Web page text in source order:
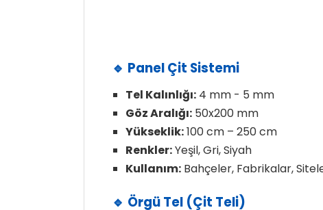
🔹 Panel Çit Sistemi
Tel Kalınlığı: 4 mm - 5 mm
Göz Aralığı: 50x200 mm
Yükseklik:100 cm – 250 cm
Renkler:Yeşil, Gri, Siyah
Kullanım: Bahçeler, Fabrikalar,
🔹 Örgü Tel (Çit Teli)